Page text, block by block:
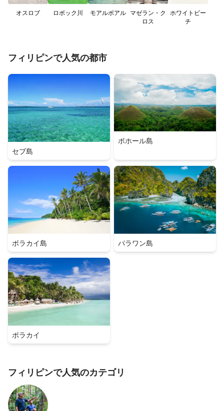
オスロブ ロボック川 モアルボアル マゼラン・ク
ロス
ホワイトビー
チ
フィリピンで人気の都市
セブ島
ボホール島
ボラカイ島 パラワン島
ボラカイ
フィリピンで人気のカテゴリ